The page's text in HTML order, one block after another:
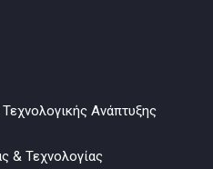
Ανάπτυξης
& Τεχνολογίας